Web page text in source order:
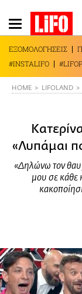
Παράκαμψη
προς
το
κυρίως
περιεχόμενο
ΕΞΟΜΟΛΟΓΗΣΕΙΣ
#INSTALIFO
HOME LIFOLAND
«Λυπάμαι
«Δηλώνω τον
μου σε κάθε